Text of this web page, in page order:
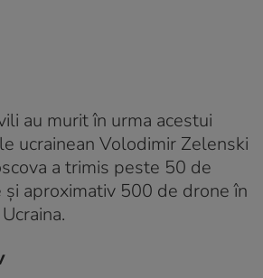
au murit în urma acestui
ucrainean Volodimir Zelenski
a trimis peste 50 de
aproximativ 500 de drone în